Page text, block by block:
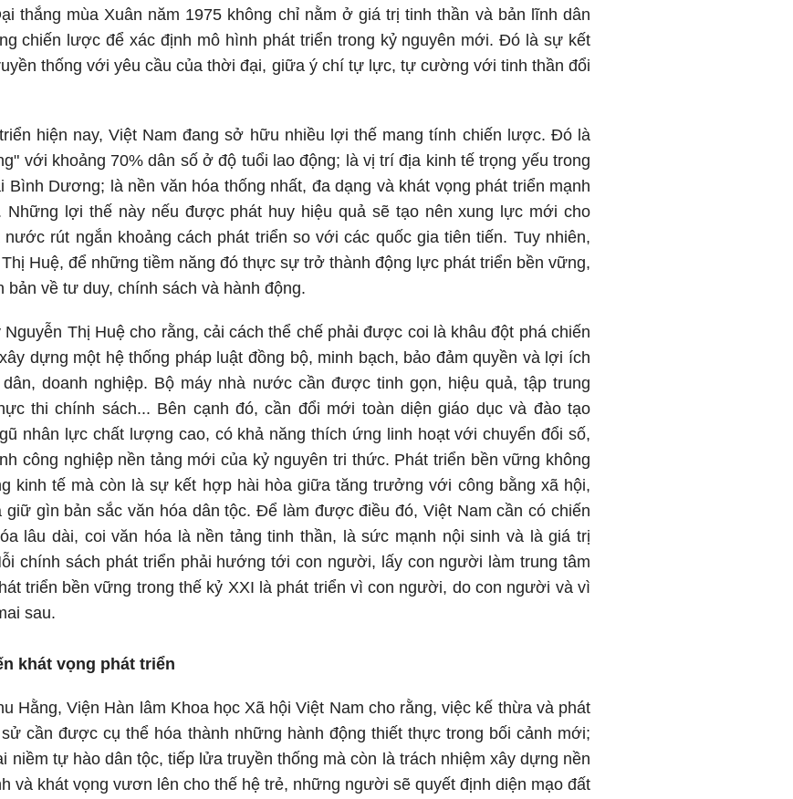
thắng mùa Xuân năm 1975 không chỉ nằm ở giá trị tinh thần và bản lĩnh dân
chiến lược để xác định mô hình phát triển trong kỷ nguyên mới. Đó là sự kết
thống với yêu cầu của thời đại, giữa ý chí tự lực, tự cường với tinh thần đổi
hiện nay, Việt Nam đang sở hữu nhiều lợi thế mang tính chiến lược. Đó là
với khoảng 70% dân số ở độ tuổi lao động; là vị trí địa kinh tế trọng yếu trong
Bình Dương; là nền văn hóa thống nhất, đa dạng và khát vọng phát triển mạnh
Những lợi thế này nếu được phát huy hiệu quả sẽ tạo nên xung lực mới cho
rút ngắn khoảng cách phát triển so với các quốc gia tiên tiến. Tuy nhiên,
Huệ, để những tiềm năng đó thực sự trở thành động lực phát triển bền vững,
bản về tư duy, chính sách và hành động.
Thị Huệ cho rằng, cải cách thể chế phải được coi là khâu đột phá chiến
dựng một hệ thống pháp luật đồng bộ, minh bạch, bảo đảm quyền và lợi ích
doanh nghiệp. Bộ máy nhà nước cần được tinh gọn, hiệu quả, tập trung
thi chính sách... Bên cạnh đó, cần đổi mới toàn diện giáo dục và đào tạo
nhân lực chất lượng cao, có khả năng thích ứng linh hoạt với chuyển đổi số,
công nghiệp nền tảng mới của kỷ nguyên tri thức. Phát triển bền vững không
kinh tế mà còn là sự kết hợp hài hòa giữa tăng trưởng với công bằng xã hội,
giữ gìn bản sắc văn hóa dân tộc. Để làm được điều đó, Việt Nam cần có chiến
lâu dài, coi văn hóa là nền tảng tinh thần, là sức mạnh nội sinh và là giá trị
chính sách phát triển phải hướng tới con người, lấy con người làm trung tâm
triển bền vững trong thế kỷ XXI là phát triển vì con người, do con người và vì
sau.
khát vọng phát triển
Hằng, Viện Hàn lâm Khoa học Xã hội Việt Nam cho rằng, việc kế thừa và phát
cần được cụ thể hóa thành những hành động thiết thực trong bối cảnh mới;
niềm tự hào dân tộc, tiếp lửa truyền thống mà còn là trách nhiệm xây dựng nền
và khát vọng vươn lên cho thế hệ trẻ, những người sẽ quyết định diện mạo đất